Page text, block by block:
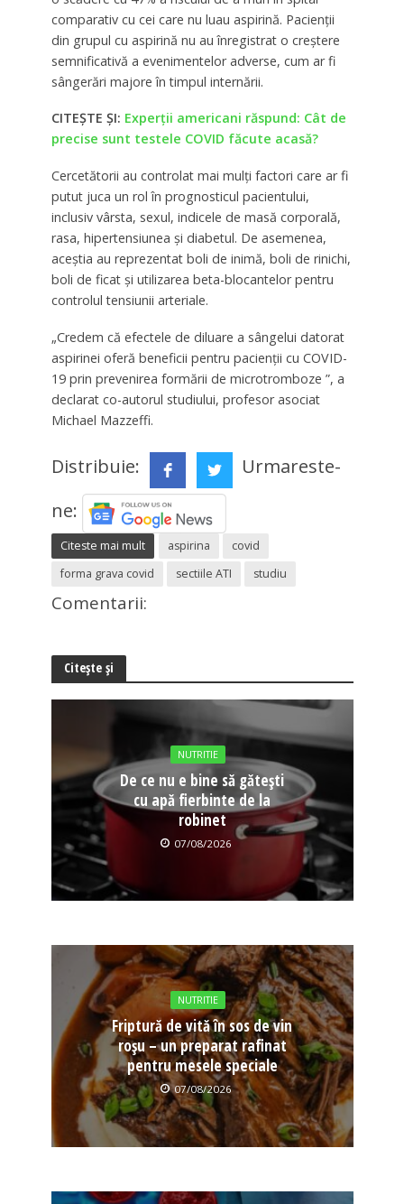
comparativ cu cei care nu luau aspirină. Pacienții
din grupul cu aspirină nu au înregistrat o creștere
semnificativă a evenimentelor adverse, cum ar fi
sângerări majore în timpul internării.
CITEȘTE ȘI: Experții americani răspund: Cât de
precise sunt testele COVID făcute acasă?
Cercetătorii au controlat mai mulți factori care ar fi
putut juca un rol în prognosticul pacientului,
inclusiv vârsta, sexul, indicele de masă corporală,
rasa, hipertensiunea și diabetul. De asemenea,
aceștia au reprezentat boli de inimă, boli de rinichi,
boli de ficat și utilizarea beta-blocantelor pentru
controlul tensiunii arteriale.
„Credem că efectele de diluare a sângelui datorat
aspirinei oferă beneficii pentru pacienții cu COVID-
19 prin prevenirea formării de microtromboze ”, a
declarat co-autorul studiului, profesor asociat
Michael Mazzeffi.
Distribuie:
Urmareste-
ne:
Citeste mai mult aspirina
covid
forma grava covid
sectiile ATI studiu
Comentarii:
Citește și
NUTRITIE
De ce nu e bine să gătești
cu apă fierbinte de la
robinet
07/08/2026
NUTRITIE
Friptură de vită în sos de vin
roșu – un preparat rafinat
pentru mesele speciale
07/08/2026